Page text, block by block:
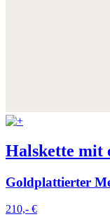
Halskette mit
Goldplattierter
210,- €